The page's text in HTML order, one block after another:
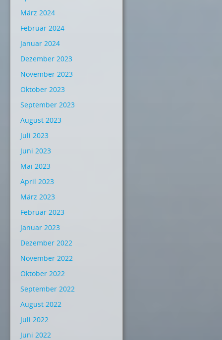
März 2024
Februar 2024
Januar 2024
Dezember 2023
November 2023
Oktober 2023
September 2023
August 2023
Juli 2023
Juni 2023
Mai 2023
April 2023
März 2023
Februar 2023
Januar 2023
Dezember 2022
November 2022
Oktober 2022
September 2022
August 2022
Juli 2022
Juni 2022